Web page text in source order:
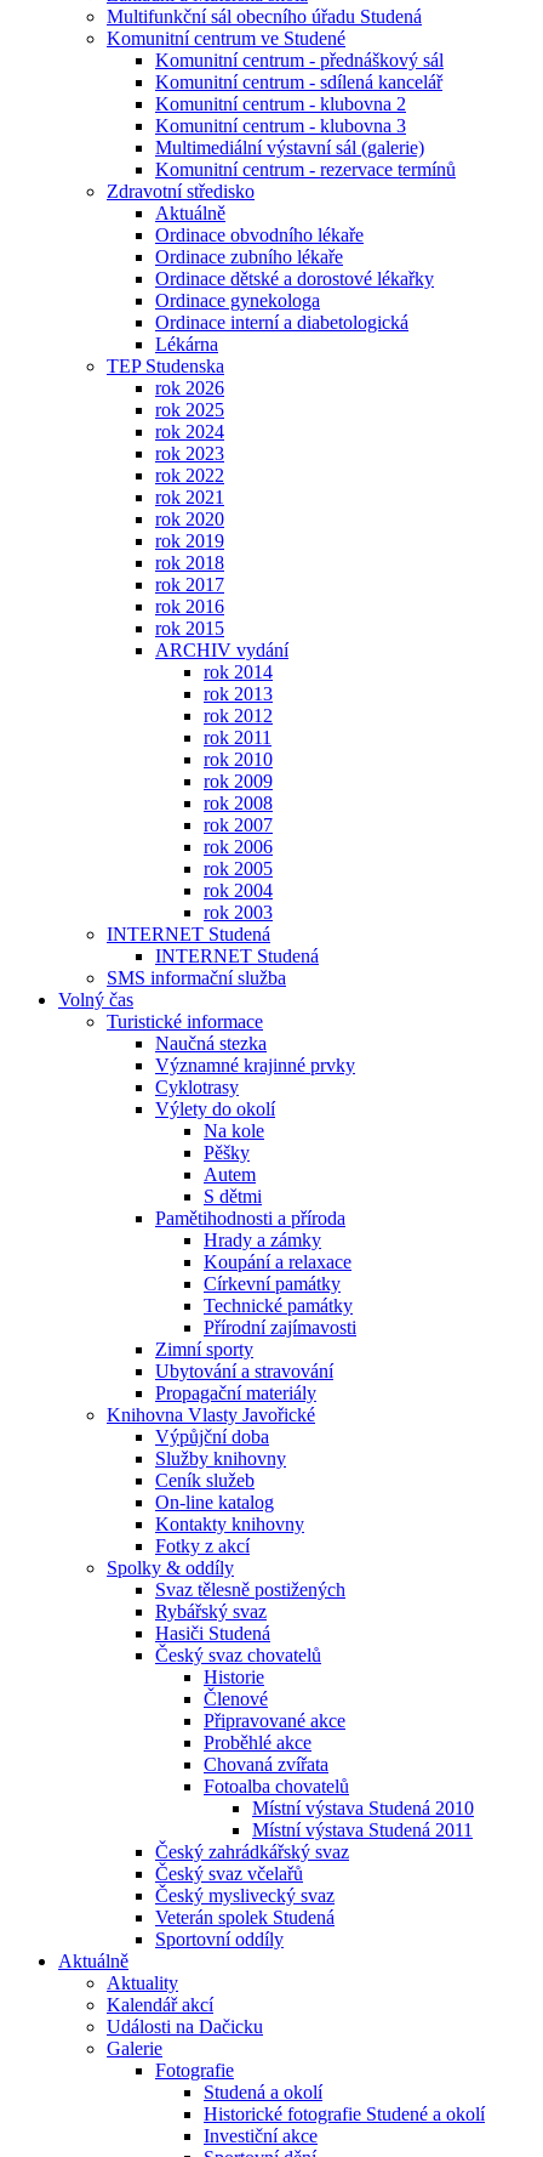
Multifunkční sál obecního úřadu Studená
Komunitní centrum ve Studené
Komunitní centrum - přednáškový sál
Komunitní centrum - sdílená kancelář
Komunitní centrum - klubovna 2
Komunitní centrum - klubovna 3
Multimediální výstavní sál (galerie)
Komunitní centrum - rezervace termínů
Zdravotní středisko
Aktuálně
Ordinace obvodního lékaře
Ordinace zubního lékaře
Ordinace dětské a dorostové lékařky
Ordinace gynekologa
Ordinace interní a diabetologická
Lékárna
TEP Studenska
rok 2026
rok 2025
rok 2024
rok 2023
rok 2022
rok 2021
rok 2020
rok 2019
rok 2018
rok 2017
rok 2016
rok 2015
ARCHIV vydání
rok 2014
rok 2013
rok 2012
rok 2011
rok 2010
rok 2009
rok 2008
rok 2007
rok 2006
rok 2005
rok 2004
rok 2003
INTERNET Studená
INTERNET Studená
SMS informační služba
Volný čas
Turistické informace
Naučná stezka
Významné krajinné prvky
Cyklotrasy
Výlety do okolí
Na kole
Pěšky
Autem
S dětmi
Pamětihodnosti a příroda
Hrady a zámky
Koupání a relaxace
Církevní památky
Technické památky
Přírodní zajímavosti
Zimní sporty
Ubytování a stravování
Propagační materiály
Knihovna Vlasty Javořické
Výpůjční doba
Služby knihovny
Ceník služeb
On-line katalog
Kontakty knihovny
Fotky z akcí
Spolky & oddíly
Svaz tělesně postižených
Rybářský svaz
Hasiči Studená
Český svaz chovatelů
Historie
Členové
Připravované akce
Proběhlé akce
Chovaná zvířata
Fotoalba chovatelů
Místní výstava Studená 2010
Místní výstava Studená 2011
Český zahrádkářský svaz
Český svaz včelařů
Český myslivecký svaz
Veterán spolek Studená
Sportovní oddíly
Aktuálně
Aktuality
Kalendář akcí
Události na Dačicku
Galerie
Fotografie
Studená a okolí
Historické fotografie Studené a okolí
Investiční akce